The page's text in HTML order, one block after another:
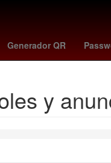
Generador QR
Perú Pago Brasil
y